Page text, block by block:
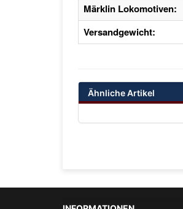
Märklin Lokomotiven:
Versandgewicht:
Ähnliche Artikel